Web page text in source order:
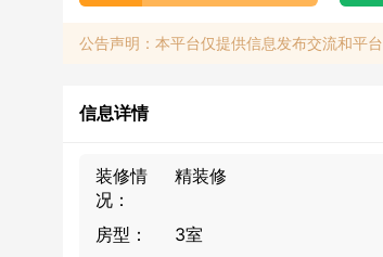
公告声明：本平台仅提供信息发布交流和平
信息详情
装修情
况：
精装修
房型：
3室